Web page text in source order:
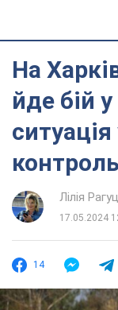
На
йде бій
Лілія
17.05.2024
14